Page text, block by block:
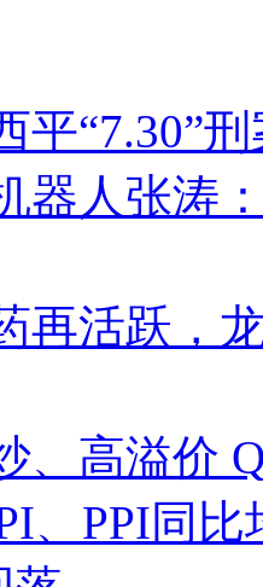
平“7.30”
器人张涛
再活跃，
、高溢价
、PPI同